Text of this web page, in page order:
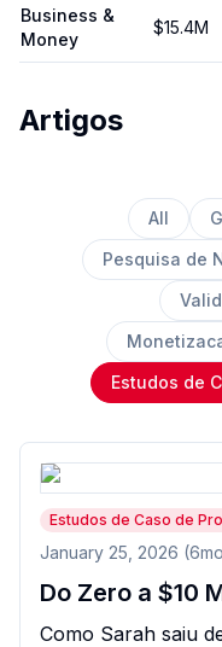
Business &
Money
$15.4M
Artigos
All
Pesquisa de
Estudos de
Estudos de Caso de
January 25, 2026
Do Zero a $10
Como Sarah saiu